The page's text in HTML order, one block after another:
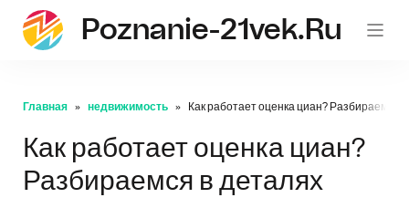
Poznanie-21vek.ru
Главная недвижимость Как работает оценка циан? Разбираемся
Как работает оценка циан?
Разбираемся в деталях